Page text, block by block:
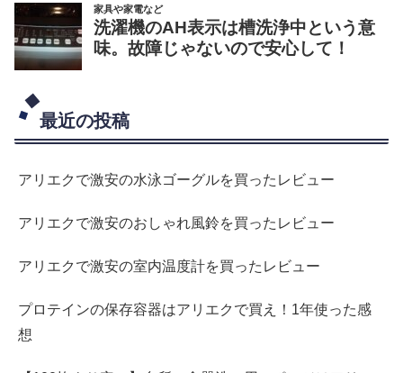
最近の投稿
アリエクで激安の水泳ゴーグルを買ったレビュー
アリエクで激安のおしゃれ風鈴を買ったレビュー
アリエクで激安の室内温度計を買ったレビュー
プロテインの保存容器はアリエクで買え！1年使った感
想